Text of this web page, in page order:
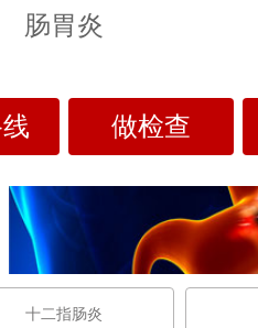
肠胃炎
做检查
十二指肠炎